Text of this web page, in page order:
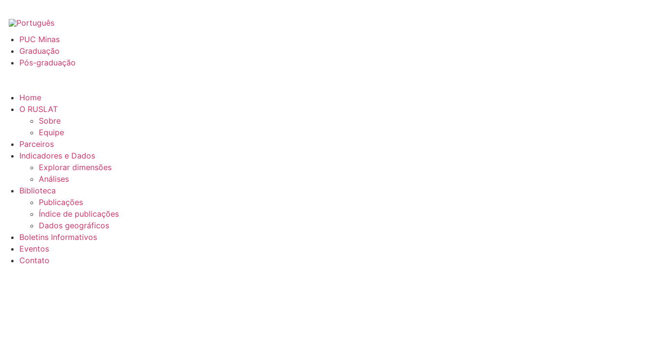
PUC Minas
Graduação
Pós-graduação
Home
O RUSLAT
Sobre
Equipe
Parceiros
Indicadores e Dados
Explorar dimensões
Análises
Biblioteca
Publicações
Índice de publicações
Dados geográficos
Boletins Informativos
Eventos
Contato